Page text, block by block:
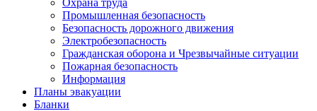
Охрана труда
Промышленная безопасность
Безопасность дорожного движения
Электробезопасность
Гражданская оборона и Чрезвычайные ситуации
Пожарная безопасность
Информация
Планы эвакуации
Бланки